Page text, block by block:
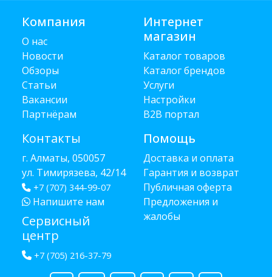
Компания
О нас
Новости
Обзоры
Статьи
Вакансии
Партнёрам
Контакты
г. Алматы, 050057
ул. Тимирязева, 42/14
+7 (707) 344-99-07
Напишите нам
Сервисный
центр
+7 (705) 216-37-79
Интернет
магазин
Каталог товаров
Каталог брендов
Услуги
Настройки
B2B портал
Помощь
Доставка и оплата
Гарантия и возврат
Публичная оферта
Предложения и
жалобы